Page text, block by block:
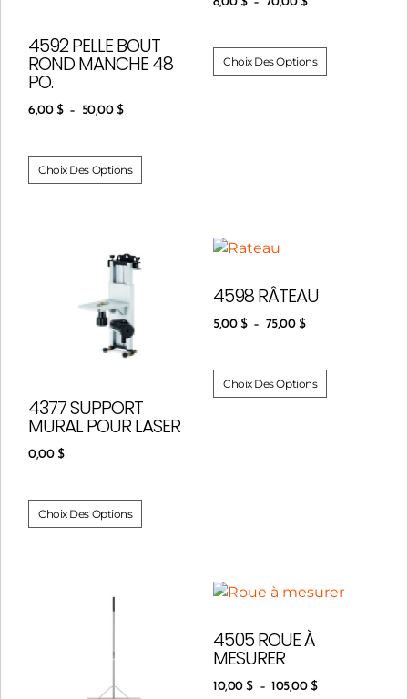
4592 PELLE BOUT
ROND MANCHE 48
PO.
6,00 $ – 50,00 $
Choix Des Options
Choix Des Options
4377 SUPPORT
MURAL POUR LASER
0,00 $
Choix Des Options
4598 RÂTEAU
5,00 $ – 75,00 $
Choix Des Options
4505 ROUE À
MESURER
10,00$ – 105,00 $